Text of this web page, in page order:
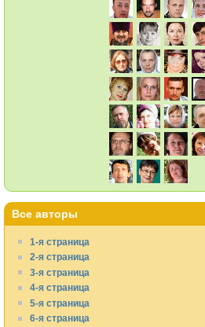
Все авторы
1-я страница
2-я страница
3-я страница
4-я страница
5-я страница
6-я страница